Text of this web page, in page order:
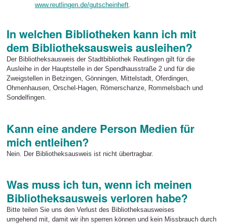
www.reutlingen.de/gutscheinheft.
In welchen Bibliotheken kann ich mit
dem Bibliotheksausweis ausleihen?
Der Bibliotheksausweis der Stadtbibliothek Reutlingen gilt für die
Ausleihe in der Hauptstelle in der Spendhausstraße 2 und für die
Zweigstellen in Betzingen, Gönningen, Mittelstadt, Oferdingen,
Ohmenhausen, Orschel-Hagen, Römerschanze, Rommelsbach und
Sondelfingen.
Kann eine andere Person Medien für
mich entleihen?
Nein. Der Bibliotheksausweis ist nicht übertragbar.
Was muss ich tun, wenn ich meinen
Bibliotheksausweis verloren habe?
Bitte teilen Sie uns den Verlust des Bibliotheksausweises
umgehend mit, damit wir ihn sperren können und kein Missbrauch durch